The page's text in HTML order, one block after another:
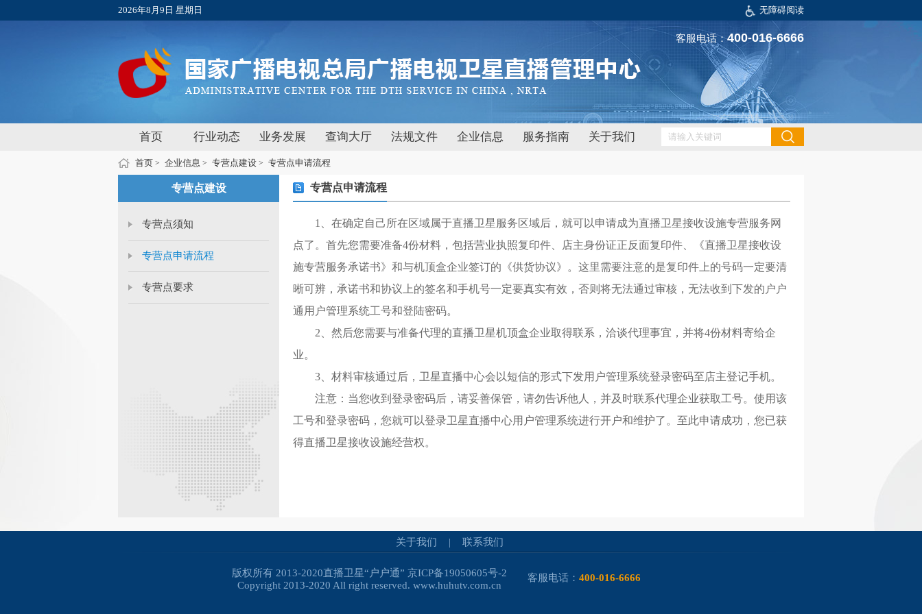
2026年8月9日 星期日 无障碍阅读
客服电话：400-016-6666
首页 行业动态 业务发展 查询大厅 法规文件 企业信息 服务指南 关于我们
首页 > 企业信息 > 专营点建设 > 专营点申请流程
专营点建设
专营点须知
专营点申请流程
专营点要求
专营点申请流程
1、在确定自己所在区域属于直播卫星服务区域后，就可以申请成为直播卫星接收设施专营服务网
点了。首先您需要准备4份材料，包括营业执照复印件、店主身份证正反面复印件、《直播卫星接收设
施专营服务承诺书》和与机顶盒企业签订的《供货协议》。这里需要注意的是复印件上的号码一定要清
晰可辨，承诺书和协议上的签名和手机号一定要真实有效，否则将无法通过审核，无法收到下发的户户
通用户管理系统工号和登陆密码。
2、然后您需要与准备代理的直播卫星机顶盒企业取得联系，洽谈代理事宜，并将4份材料寄给企
业。
3、材料审核通过后，卫星直播中心会以短信的形式下发用户管理系统登录密码至店主登记手机。
注意：当您收到登录密码后，请妥善保管，请勿告诉他人，并及时联系代理企业获取工号。使用该
工号和登录密码，您就可以登录卫星直播中心用户管理系统进行开户和维护了。至此申请成功，您已获
得直播卫星接收设施经营权。
关于我们 | 联系我们
版权所有 2013-2020直播卫星“户户通” 京ICP备19050605号-2
Copyright 2013-2020 All right reserved. www.huhutv.com.cn
客服电话： 400-016-6666